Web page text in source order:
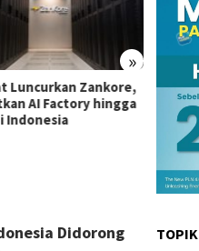
»
Luncurkan Zankore,
AI Factory hingga
Indonesia
Didorong